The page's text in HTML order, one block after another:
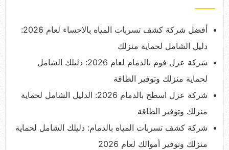
أفضل شركة كشف تسربات المياه بالاحساء لعام 2026:
دليل الشامل لحماية منزلك
شركة عزل فوم بالدمام لعام 2026: دليلك الشامل
لحماية منزلك وتوفير الطاقة
شركة عزل اسطح بالدمام 2026: الدليل الشامل لحماية
منزلك وتوفير الطاقة
شركة كشف تسربات المياه بالدمام: دليلك الشامل لحماية
منزلك وتوفير أموالك لعام 2026